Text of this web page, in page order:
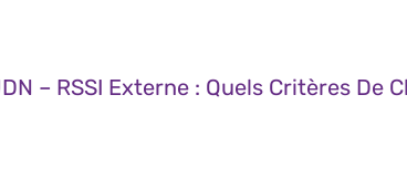
– RSSI Externe : Quels Critères De